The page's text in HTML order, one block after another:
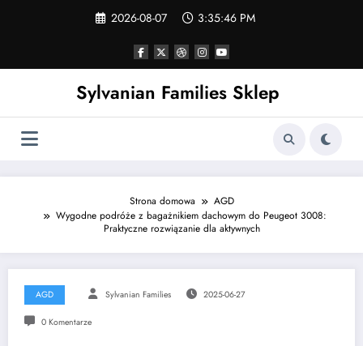
2026-08-07 3:35:47 PM
Sylvanian Families Sklep
Strona domowa
AGD
Wygodne podróże z bagażnikiem dachowym do Peugeot 3008:
Praktyczne rozwiązanie dla aktywnych
AGD Sylvanian Families 2025-06-27
0 Komentarze